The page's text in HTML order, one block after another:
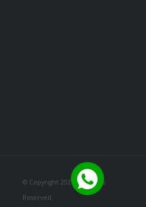
© Copyright 2026. All Rights
Reserved.